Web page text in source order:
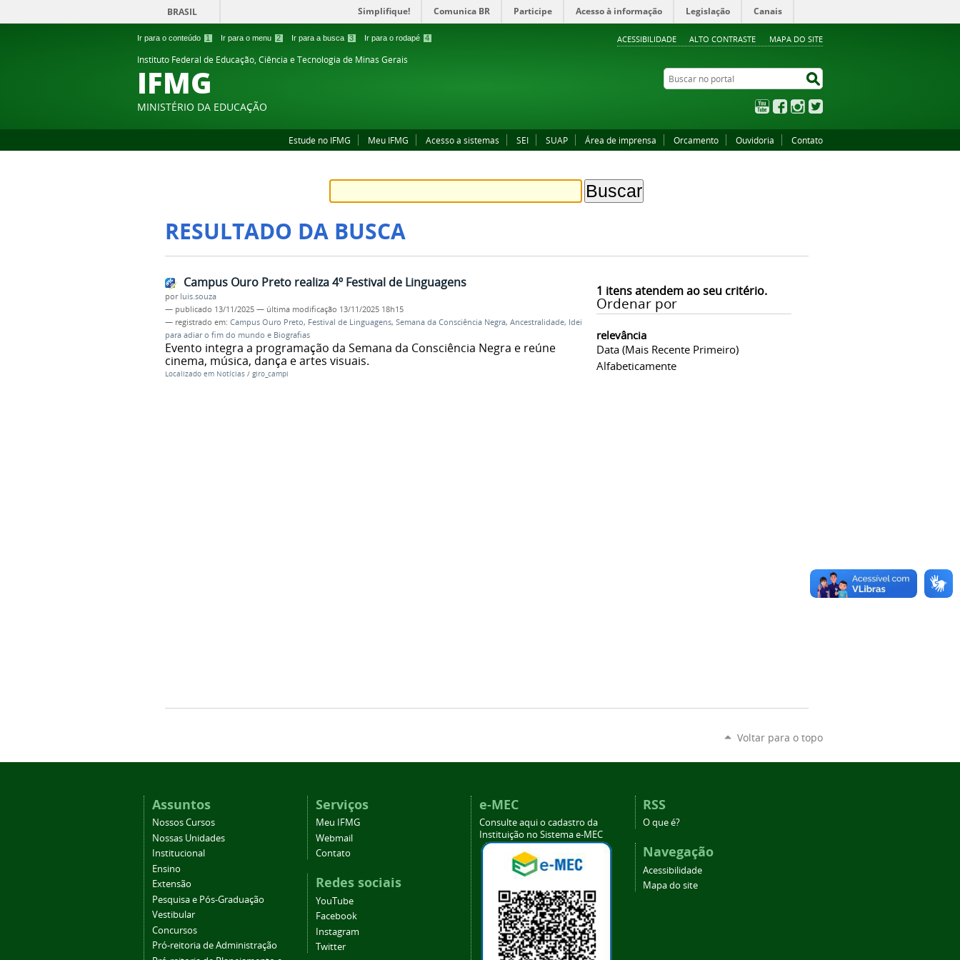
Ir para o conteúdo 1 Ir para o menu 2 Ir para a busca 3 Ir para o rodapé 4 ACESSIBILIDADE ALTO CONTRASTE MAPA DO SITE
BRASIL Simplifique! Comunica BR Participe Acesso à informação Legislação Canais
Instituto Federal de Educação, Ciência e Tecnologia de Minas Gerais
IFMG
MINISTÉRIO DA EDUCAÇÃO
Buscar no portal
YouTubeFacebookInstagram
Estude no IFMG Meu IFMG Acesso a sistemas SEI SUAP Área de imprensa Orcamento Ouvidoria Contato
RESULTADO DA BUSCA
1 itens atendem ao seu critério.
Ordenar por
relevância
Data (mais Recente Primeiro)
Alfabeticamente
Campus Ouro Preto realiza 4º Festival de Linguagens
por luis.souza
— publicado 13/11/2025 — última modificação 13/11/2025 18h15
— registrado em: Campus Ouro Preto, Festival de Linguagens, Semana da Consciência Negra, Ancestralidade, Ideias
para adiar o fim do mundo e Biografias
Evento integra a programação da Semana da Consciência Negra e reúne
cinema, música, dança e artes visuais.
Localizado em Notícias / giro_campi
Voltar para o topo
Assuntos
Nossos Cursos
Nossas Unidades
Institucional
Ensino
Extensão
Pesquisa e Pós-Graduação
Vestibular
Concursos
Pró-reitoria de Administração
Serviços
Meu IFMG
Webmail
Contato
Redes sociais
YouTube
Facebook
Instagram
Twitter
e-MEC
Consulte aqui o cadastro da
Instituição no Sistema e-MEC
RSS
O que é?
Navegação
Acessibilidade
Mapa do site